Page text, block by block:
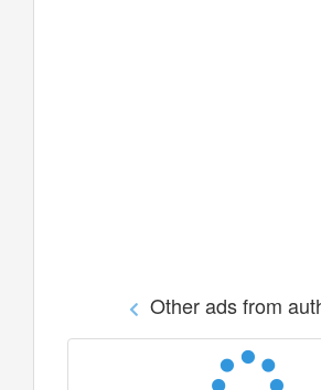
Other ads from